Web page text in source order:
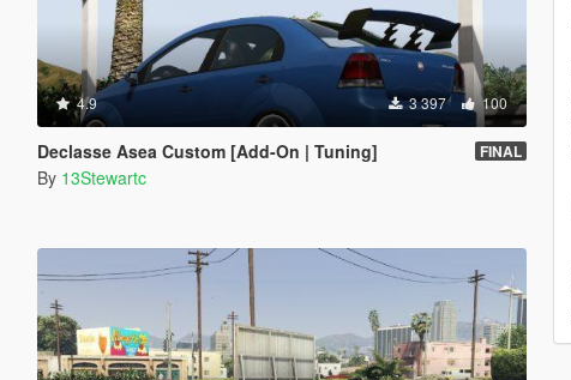
4.9 3 397 100
Declasse Asea Custom [Add-On | Tuning] FINAL
By 13Stewartc